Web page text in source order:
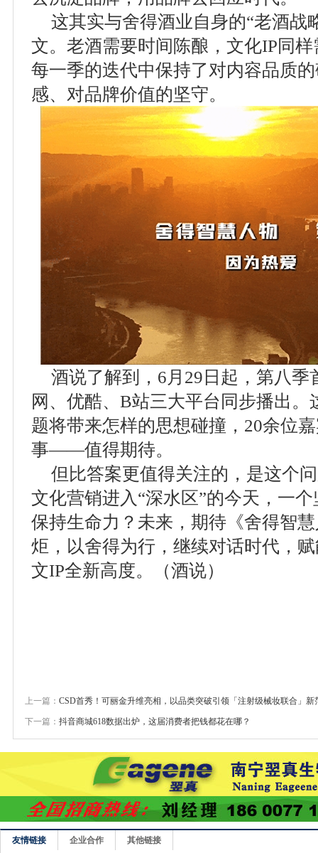
这其实与舍得酒业自身的“老酒战
文。老酒需要时间陈酿，文化IP同
每一季的迭代中保持了对内容品质
感、对品牌价值的坚守。
酒说了解到，6月29日起，第八季
网、优酷、B站三大平台同步播出。
题将带来怎样的思想碰撞，20余位
事——值得期待。
但比答案更值得关注的，是这个
文化营销进入“深水区”的今天，一
保持生命力？未来，期待《舍得智
炬，以舍得为行，继续对话时代，
文IP全新高度。（酒说）
上一篇： CSD首秀！可丽金升维亮相，以品类突破引领「注射级械妆联合」新
下一篇： 抖音商城618数据出炉，这届消费者把钱都花在哪？
友情链接 企业合作 其他链接